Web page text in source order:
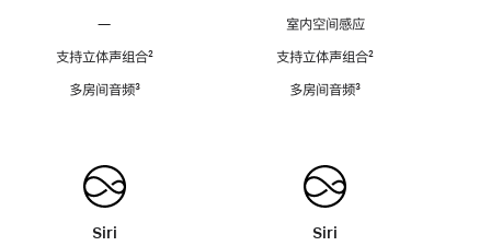
—
支持立体声组合脚
²
多房间音频脚
³
Siri
室内空间感应
支持立体声组合脚
²
多房间音频脚
³
Siri